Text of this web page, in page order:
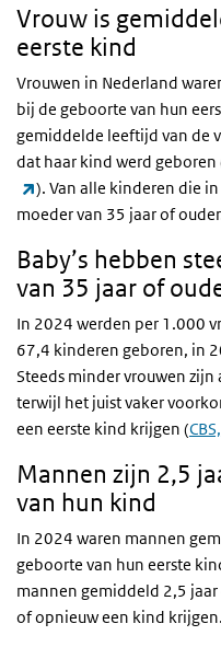
Vrouw is
eerste kind
Vrouwen in Nederland
bij de geboorte van hun
gemiddelde leeftijd van de
dat haar kind werd
(externe link)
). Van alle kinderen die
moeder van 35 jaar of
Baby’s hebben
van 35 jaar of
In 2024 werden per 1.000
67,4 kinderen geboren, in
Steeds minder vrouwen
terwijl het juist vaker
een eerste kind krijgen (
Mannen zijn 2,5
van hun kind
In 2024 waren mannen
geboorte van hun eerste
mannen gemiddeld 2,5
of opnieuw een kind krijgen.